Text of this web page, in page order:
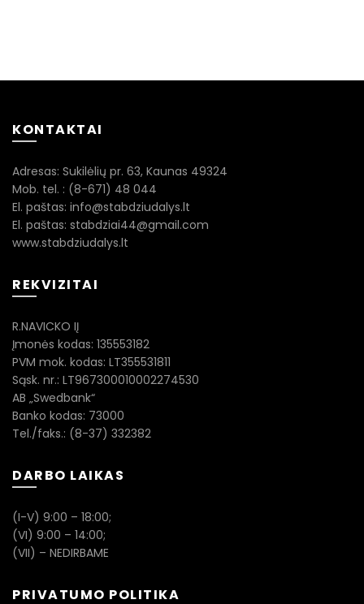
KONTAKTAI
Adresas: Sukilėlių pr. 63, Kaunas 49324
Mob. tel. : (8-671) 48 044
El. paštas: info@stabdziudalys.lt
El. paštas: stabdziai44@gmail.com
www.stabdziudalys.lt
REKVIZITAI
R.NAVICKO IĮ
Įmonės kodas: 135553182
PVM mok. kodas: LT355531811
Sąsk. nr.: LT967300010002274530
AB „Swedbank“
Banko kodas: 73000
Tel./faks.: (8-37) 332382
DARBO LAIKAS
(I-V) 9:00 – 18:00;
(VI) 9:00 – 14:00;
(VII) – NEDIRBAME
PRIVATUMO POLITIKA